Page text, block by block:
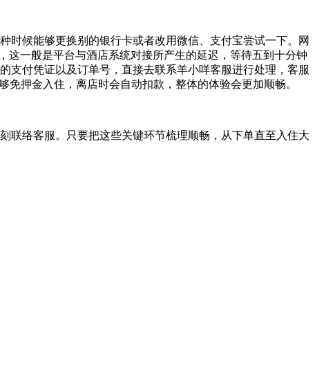
时候能够更换别的银行卡或者改用微信、支付宝尝试一下。网
这一般是平台与酒店系统对接所产生的延迟，等待五到十分钟
支付凭证以及订单号，直接去联系羊小咩客服进行处理，客服
押金入住，离店时会自动扣款，整体的体验会更加顺畅。
联络客服。只要把这些关键环节梳理顺畅，从下单直至入住大